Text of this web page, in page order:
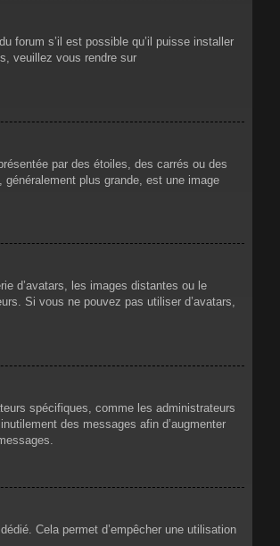
forum s’il est possible qu’il puisse installer
veuillez vous rendre sur
par des étoiles, des carrés ou des
plus grande, est une image
d’avatars, les images distantes ou le
Si vous ne pouvez pas utiliser d’avatars,
spécifiques, comme les administrateurs
des messages afin d’augmenter
Cela permet d’empêcher une utilisation